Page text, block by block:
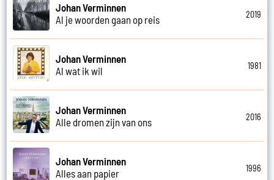
Johan Verminnen
Al je woorden gaan op reis
2019
Johan Verminnen
Al wat ik wil
1981
Johan Verminnen
Alle dromen zijn van ons
2016
Johan Verminnen
Alles aan papier
1996